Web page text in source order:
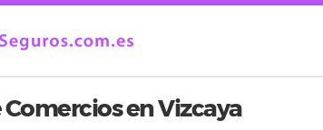
en Vizcaya